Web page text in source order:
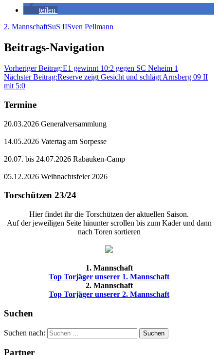
teilen
2. MannschaftSuS IISven Pellmann
Beitrags-Navigation
Vorheriger Beitrag:E1 gewinnt 10:2 gegen SC Neheim 1
Nächster Beitrag:Reserve zeigt Gesicht und schlägt Arnsberg 09 II
mit 5:0
Termine
20.03.2026 Generalversammlung
14.05.2026 Vatertag am Sorpesse
20.07. bis 24.07.2026 Rabauken-Camp
05.12.2026 Weihnachtsfeier 2026
Torschützen 23/24
Hier findet ihr die Torschützen der aktuellen Saison.
Auf der jeweiligen Seite hinunter scrollen bis zum Kader und dann
nach Toren sortieren
1. Mannschaft
Top Torjäger unserer 1. Mannschaft
2. Mannschaft
Top Torjäger unserer 2. Mannschaft
Suchen
Suchen nach: Suchen
Partner